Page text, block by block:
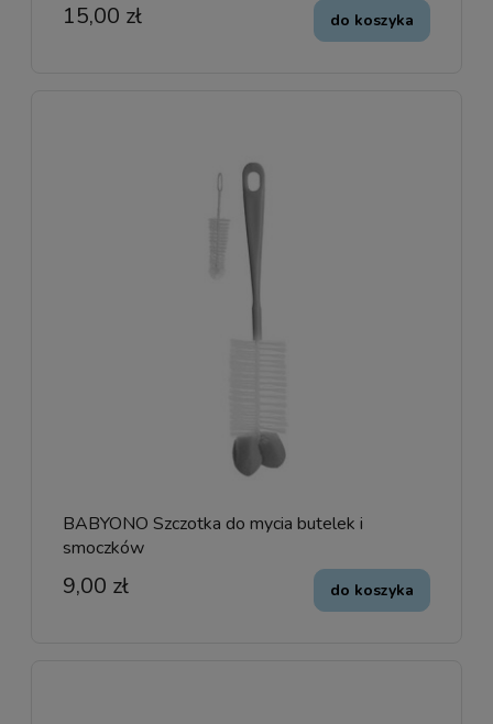
15,00 zł do koszyka
BABYONO Szczotka do mycia butelek i
smoczków
9,00 zł do koszyka